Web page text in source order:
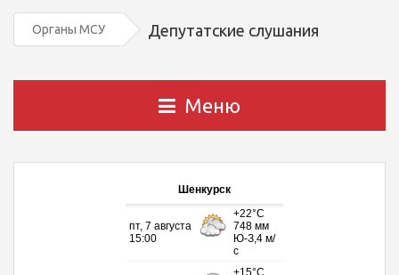
Органы МСУ Депутатские слушания
Меню
Шенкурск